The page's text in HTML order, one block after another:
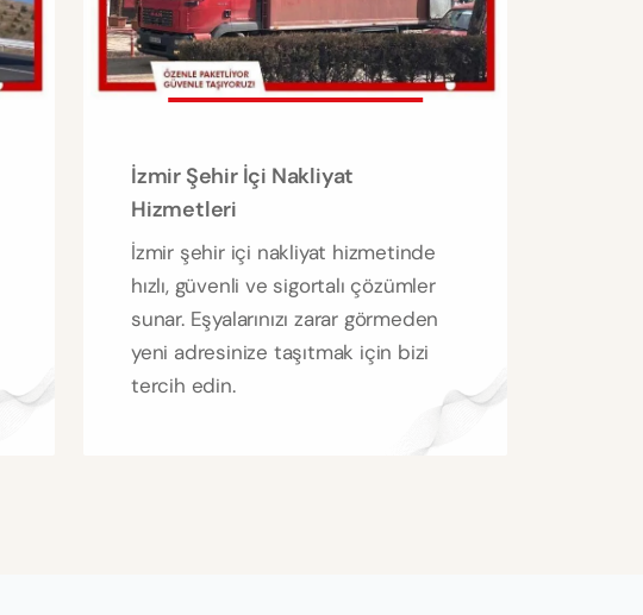
İzmir Şehir İçi Nakliyat
Hizmetleri
İzmir şehir içi nakliyat hizmetinde
hızlı, güvenli ve sigortalı çözümler
sunar. Eşyalarınızı zarar görmeden
yeni adresinize taşıtmak için bizi
tercih edin.